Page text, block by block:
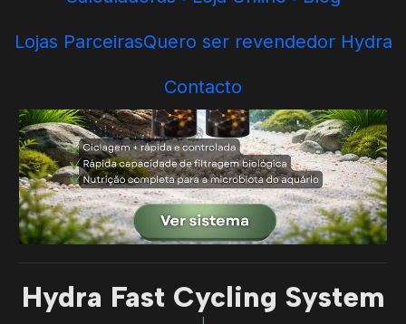
Lojas ParceirasQuero ser revendedor Hydra
Contacto
Hydra Fast Cycling System